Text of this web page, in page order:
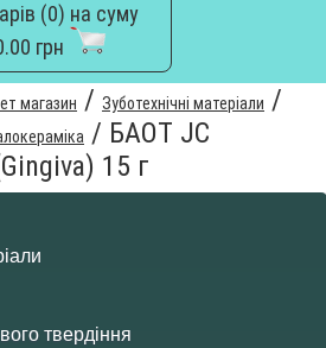
(0) на суму
грн
магазин / Зуботехнічні матеріали /
/ БАОТ JC
15 г
твердіння